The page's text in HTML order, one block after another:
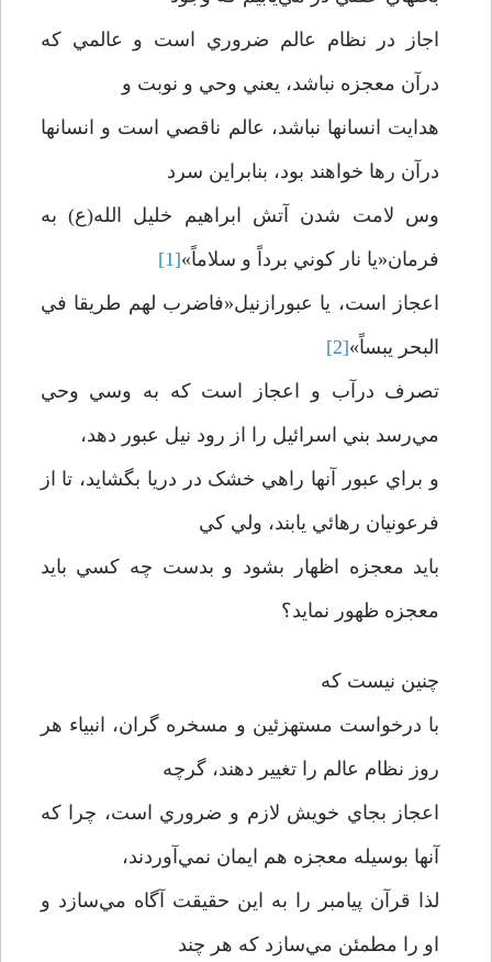
اجاز در نظام عالم ضروري است و عالمي که
درآن معجزه نباشد، يعني وحي و نوبت و
هدايت انسانها نباشد، عالم ناقصي است و انسانها
درآن رها خواهند بود، بنابراين سرد
وس لامت شدن آتش ابراهيم خليل الله(ع) به
فرمان«يا نار کوني برداً و سلاماً»[1]
اعجاز است، يا عبورازنيل«فاضرب لهم طريقا في
البحر يبساً»[2]
تصرف درآب و اعجاز است که به وسي وحي
مي‌رسد بني اسرائيل را از رود نيل عبور دهد،
و براي عبور آنها راهي خشک در دريا بگشايد، تا از
فرعونيان رهائي يابند، ولي کي
بايد معجزه اظهار بشود و بدست چه کسي بايد
معجزه ظهور نمايد؟
چنين نيست که
با درخواست مستهزئين و مسخره گران، انبياء هر
روز نظام عالم را تغيير دهند، گرچه
اعجاز بجاي خويش لازم و ضروري است، چرا که
آنها بوسيله معجزه هم ايمان نمي‌آوردند،
لذا قرآن پيامبر را به اين حقيقت آگاه مي‌سازد و
او را مطمئن مي‌سازد که هر چند